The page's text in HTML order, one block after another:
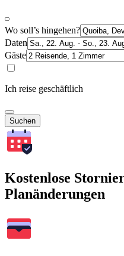
Wo soll’s hingehen?
Daten
Gäste
Ich reise geschäftlich
Suchen
Kostenlose
Planänderungen